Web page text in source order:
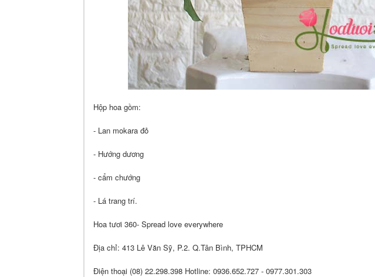
Hộp hoa gồm:
- Lan mokara đỏ
- Hướng dương
- cẩm chướng
- Lá trang trí.
Hoa tươi 360- Spread love everywhere
Địa chỉ: 413 Lê Văn Sỹ, P.2. Q.Tân Bình, TPHCM
Điện thoại (08) 22.298.398 Hotline: 0936.652.727 - 0977.301.303